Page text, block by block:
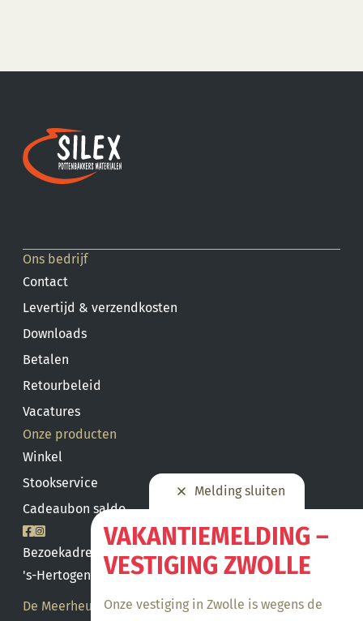
Melding sluiten
VAKANTIEMELDING –
VESTIGING ZWOLLE
Onze vestiging in Zwolle is wegens de
Ons bedrijf
Contact
Levertijd & verzendkosten
Downloads
Betalen
Retourbeleid
Vacatures
Onze producten
Winkel
Stookservice
Cadeaubon saldo
Bezoekadres
's-Hertogenbosch
De Meerheuvel 21